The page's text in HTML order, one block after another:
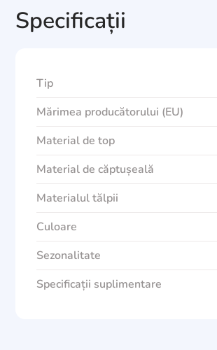
Specificații
Tip
Mărimea producătorului (EU)
Material de top
Material de căptușeală
Materialul tălpii
Culoare
Sezonalitate
Specificații suplimentare